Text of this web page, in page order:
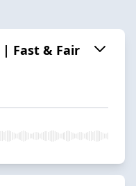
| Fast & Fair